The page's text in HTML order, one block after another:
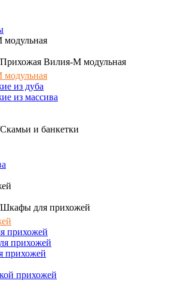
Вилия-М модульная
из дуба
из массива
и банкетки
для прихожей
прихожей
прихожей
прихожей
прихожей